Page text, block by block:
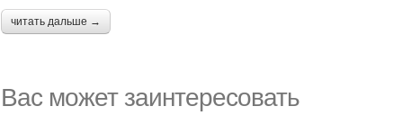
читать дальше →
Вас может заинтересовать